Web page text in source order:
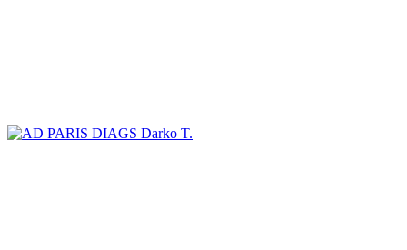
Darko T.